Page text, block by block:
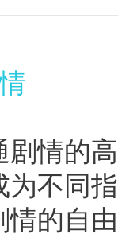
剧情的
为不同
的自